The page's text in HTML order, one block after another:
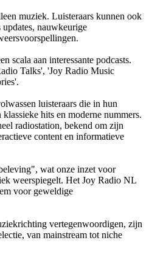
muziek. Luisteraars kunnen ook
nauwkeurige
scala aan interessante podcasts.
Talks', 'Joy Radio Music
luisteraars die in hun
hits en moderne nummers.
radiostation, bekend om zijn
content en informatieve
wat onze inzet voor
weerspiegelt. Het Joy Radio NL
voor geweldige
vertegenwoordigen, zijn
van mainstream tot niche